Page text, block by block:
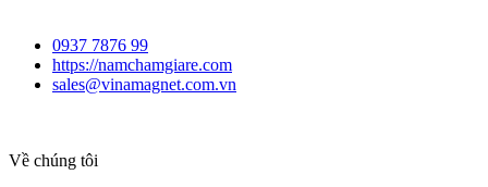
0937 7876 99
https://namchamgiare.com
sales@vinamagnet.com.vn
Về chúng tôi